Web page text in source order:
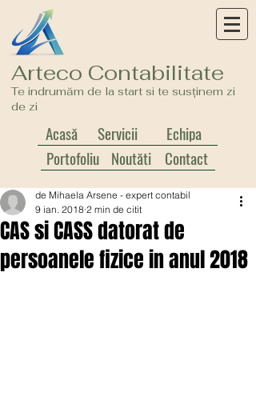
Arteco Contabilitate
Te indrumăm de la start si te susținem zi
de zi
Acasă Servicii
Echipa
Portofoliu Noutăți Contact
CAS si CASS datorat de
persoanele fizice in anul 2018
de Mihaela Arsene - expert contabil
9 ian. 2018 2 min de citit